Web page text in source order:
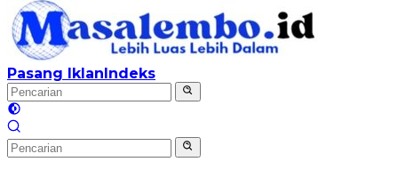
Pasang IklanIndeks